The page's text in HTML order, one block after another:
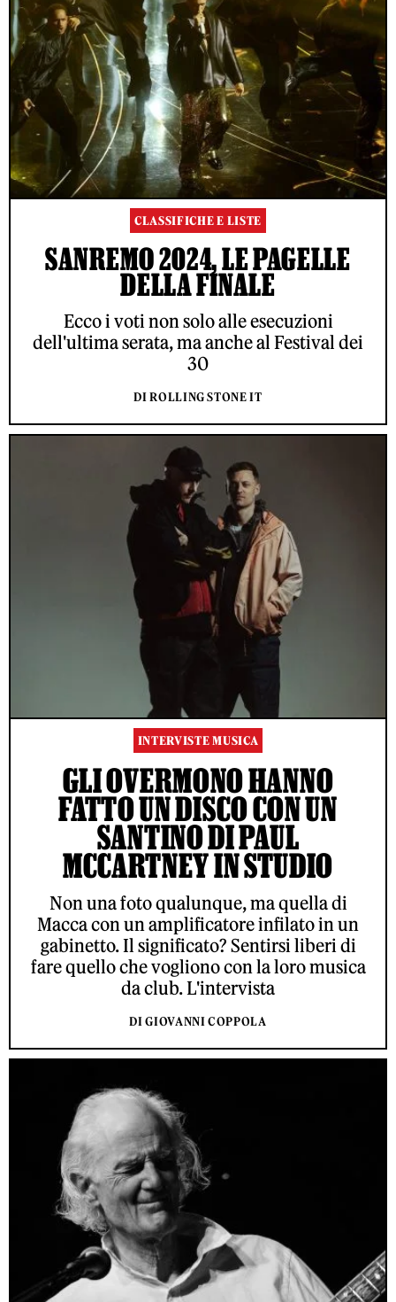
CLASSIFICHE E LISTE
SANREMO 2024, LE PAGELLE
DELLA FINALE
Ecco i voti non solo alle esecuzioni
dell'ultima serata, ma anche al Festival dei
30
DI ROLLING STONE IT
INTERVISTE MUSICA
GLI OVERMONO HANNO
FATTO UN DISCO CON UN
SANTINO DI PAUL
MCCARTNEY IN STUDIO
Non una foto qualunque, ma quella di
Macca con un amplificatore infilato in un
gabinetto. Il significato? Sentirsi liberi di
fare quello che vogliono con la loro musica
da club. L'intervista
DI GIOVANNI COPPOLA